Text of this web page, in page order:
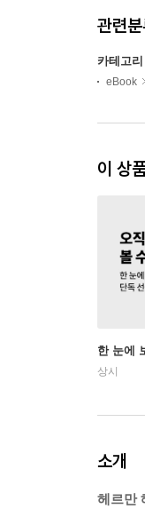
관련
카테고
eBook
이 상
한 눈에
상시
소개
헤르만